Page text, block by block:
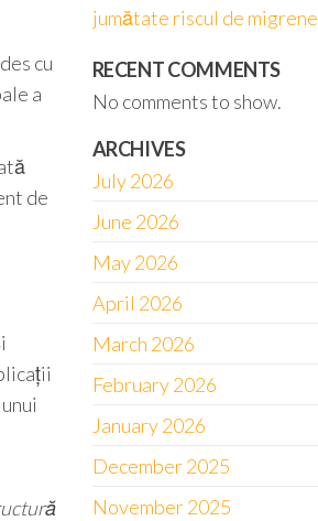
cu
a
de
jumătate riscul de migrene
RECENT COMMENTS
No comments to show.
ARCHIVES
July 2026
June 2026
May 2026
April 2026
March 2026
February 2026
January 2026
December 2025
November 2025